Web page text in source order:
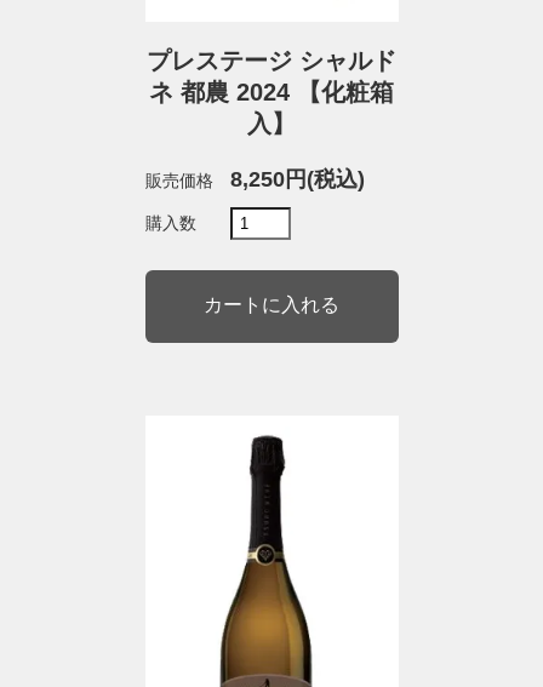
プレステージ シャルド
ネ 都農 2024 【化粧箱
入】
販売価格 8,250円(税込)
購入数